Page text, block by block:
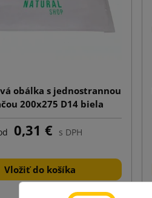
obálka s jednostrannou
200x275 D14 biela
0,31 € s DPH
Vložiť do košíka